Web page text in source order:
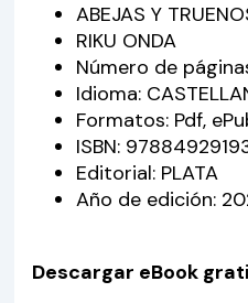
ABEJAS Y
RIKU ONDA
Número de
Idioma:
Formatos: Pdf,
ISBN:
Editorial: PLATA
Año de edición:
Descargar eBook